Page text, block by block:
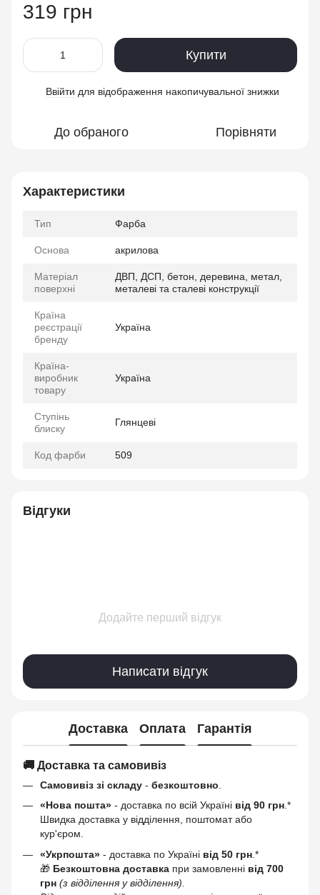
319 грн
Купити
Ввійти для відображення накопичувальної знижки
До обраного Порівняти
Характеристики
Тип Фарба
Основа акрилова
Матеріал
поверхні
ДВП, ДСП, бетон, деревина, метал,
металеві та сталеві конструкції
Країна
реєстрації
бренду
Україна
Країна-
виробник
товару
Україна
Ступінь
блиску
Глянцеві
Код фарби 509
Відгуки
Додайте перший відгук
Написати відгук
Доставка Оплата Гарантія
🚚 Доставка та самовивіз
Самовивіз зі складу - безкоштовно
«Нова пошта» - доставка по всій Україні від 90 грн.*
Швидка доставка у відділення, поштомат або
кур'єром.
«Укрпошта» - доставка по Україні від 50 грн .*
🎁 Безкоштовна доставка при замовленні від 700
грн (з відділення у відділення).